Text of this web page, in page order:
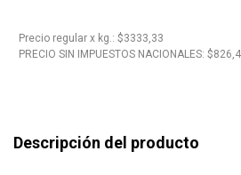
Precio regular x kg. : $3333,33
PRECIO SIN IMPUESTOS NACIONALES: $
Descripción del producto
Nestle Classic